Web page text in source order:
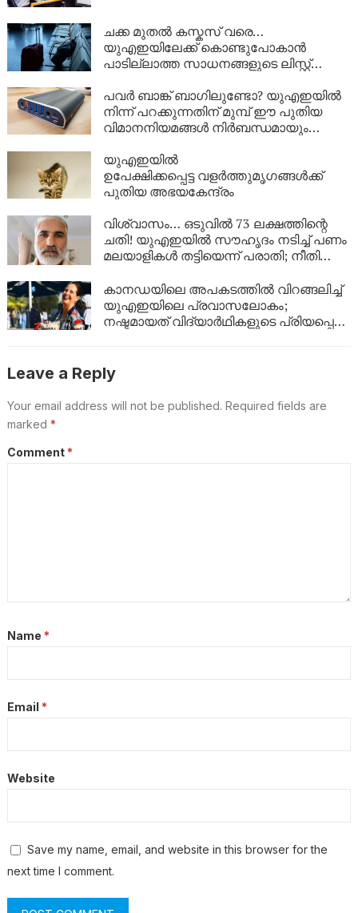
ചക്ക മുതൽ കസ്കസ് വരെ…
യുഎഇയിലേക്ക് കൊണ്ടുപോകാൻ
പാടില്ലാത്ത സാധനങ്ങളുടെ ലിസ്റ്റ്
പവർ ബാങ്ക് ബാഗിലുണ്ടോ? യുഎഇയിൽ
നിന്ന് പറക്കുന്നതിന് മുമ്പ് ഈ പുതിയ
വിമാനനിയമങ്ങൾ നിർബന്ധമായും
യുഎഇയിൽ
ഉപേക്ഷിക്കപ്പെട്ട വളർത്തുമൃഗങ്ങൾക്ക്
പുതിയ അഭയകേന്ദ്രം
വിശ്വാസം… ഒടുവിൽ 73 ലക്ഷത്തിന്റെ
ചതി! യുഎഇയിൽ സൗഹൃദം നടിച്ച് പണം
മലയാളികൾ തട്ടിയെന്ന് പരാതി; നീതി
കാനഡയിലെ അപകടത്തിൽ വിറങ്ങലിച്ച്
യുഎഇയിലെ പ്രവാസലോകം;
നഷ്ടമായത് വിദ്യാർഥികളുടെ പ്രിയപ്പെട്ട
Leave a Reply
Your email address will not be published. Required fields are
marked *
Comment *
Name *
Email *
Website
Save my name, email, and website in this browser for the
next time I comment.